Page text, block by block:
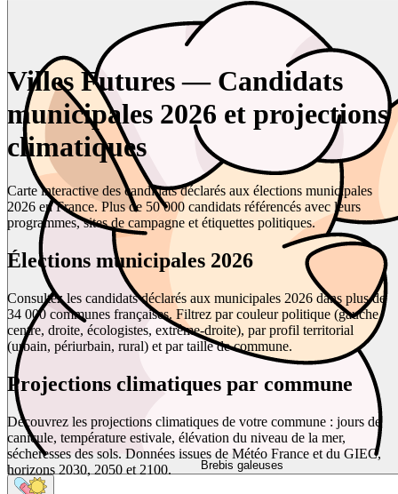
Brebis galeuses
Villes Futures — Candidats
municipales 2026 et projections
climatiques
Carte interactive des candidats déclarés aux élections municipales
2026 en France. Plus de 50 000 candidats référencés avec leurs
programmes, sites de campagne et étiquettes politiques.
Élections municipales 2026
Consultez les candidats déclarés aux municipales 2026 dans plus de
34 000 communes françaises. Filtrez par couleur politique (gauche,
centre, droite, écologistes, extrême-droite), par profil territorial
(urbain, périurbain, rural) et par taille de commune.
Projections climatiques par commune
Découvrez les projections climatiques de votre commune : jours de
canicule, température estivale, élévation du niveau de la mer,
sécheresses des sols. Données issues de Météo France et du GIEC,
horizons 2030, 2050 et 2100.